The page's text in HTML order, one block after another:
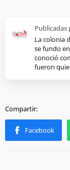
La colonia
se fundo
conoció
fueron